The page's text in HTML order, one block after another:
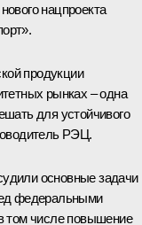
нацпроекта
продукции
рынках – одна
для устойчивого
РЭЦ.
основные задачи
федеральными
том числе повышение